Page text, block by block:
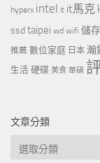
hyperx intel it it馬克
ssdtaipei wd wifi 儲
推薦 數位家庭 日本 瀚
生活 硬碟 美食 華碩
文章分類
文